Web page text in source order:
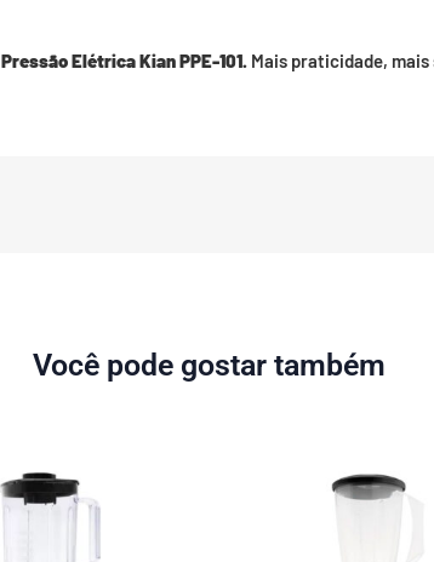
Elétrica Kian PPE-101. Mais praticidade,
Você pode gostar também